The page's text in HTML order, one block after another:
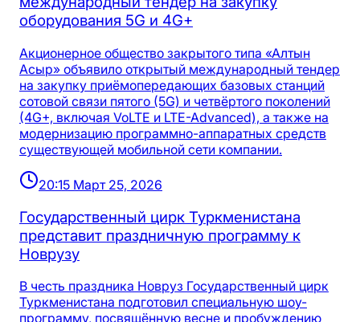
оборудования 5G и 4G+
Акционерное общество закрытого типа «Алтын
Асыр» объявило открытый международный тендер
на закупку приёмопередающих базовых станций
сотовой связи пятого (5G) и четвёртого поколений
(4G+, включая VoLTE и LTE-Advanced), а также на
модернизацию программно-аппаратных средств
существующей мобильной сети компании.
20:15 Март 25, 2026
Государственный цирк Туркменистана
представит праздничную программу к
Новрузу
В честь праздника Новруз Государственный цирк
Туркменистана подготовил специальную шоу-
программу, посвящённую весне и пробуждению